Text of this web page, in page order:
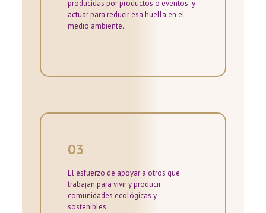
producidas por productos o eventos y
actuar para reducir esa huella en el
medio ambiente.
03
El esfuerzo de apoyar a otros que
trabajan para vivir y producir
comunidades ecológicas y
sostenibles.